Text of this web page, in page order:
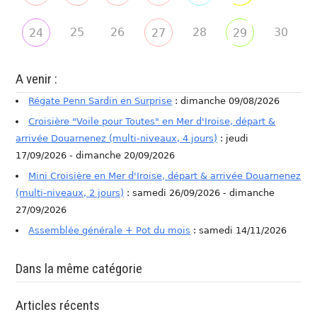
24 25 26 27 28 29 30
A venir :
Régate Penn Sardin en Surprise : dimanche 09/08/2026
Croisière "Voile pour Toutes" en Mer d'Iroise, départ &
arrivée Douarnenez (multi-niveaux, 4 jours) : jeudi
17/09/2026 - dimanche 20/09/2026
Mini Croisière en Mer d'Iroise, départ & arrivée Douarnenez
(multi-niveaux, 2 jours) : samedi 26/09/2026 - dimanche
27/09/2026
Assemblée générale + Pot du mois : samedi 14/11/2026
Dans la même catégorie
Articles récents